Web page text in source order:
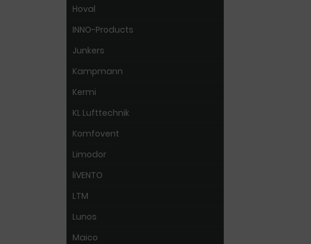
Hoval
INNO-Products
Junkers
Kampmann
Kermi
KL Lufttechnik
Komfovent
Limodor
liVENTO
LTM
Lunos
Maico